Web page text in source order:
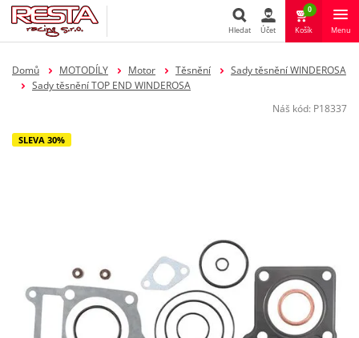
Hledat
Hledat Účet
0
Košík Menu
Domů MOTODÍLY Motor Těsnění
Sady těsnění WINDEROSA
Sady těsnění TOP END WINDEROSA
Náš kód: P18337
SLEVA 30%